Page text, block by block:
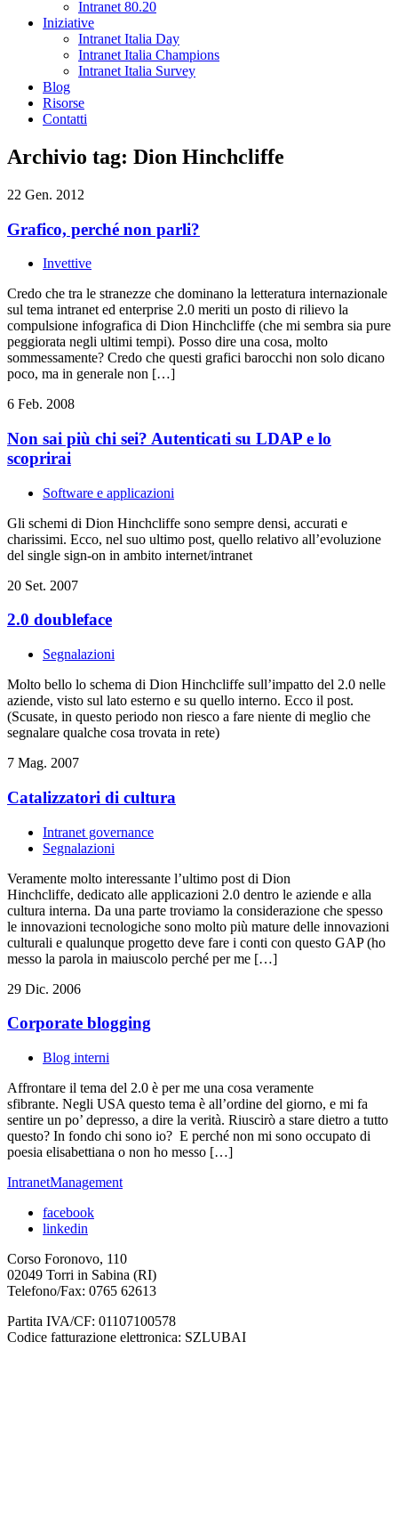
Intranet 80.20
Iniziative
Intranet Italia Day
Intranet Italia Champions
Intranet Italia Survey
Blog
Risorse
Contatti
Archivio tag: Dion Hinchcliffe
22 Gen. 2012
Grafico, perché non parli?
Invettive
Credo che tra le stranezze che dominano la letteratura internazionale
sul tema intranet ed enterprise 2.0 meriti un posto di rilievo la
compulsione infografica di Dion Hinchcliffe (che mi sembra sia pure
peggiorata negli ultimi tempi). Posso dire una cosa, molto
sommessamente? Credo che questi grafici barocchi non solo dicano
poco, ma in generale non […]
6 Feb. 2008
Non sai più chi sei? Autenticati su LDAP e lo
scoprirai
Software e applicazioni
Gli schemi di Dion Hinchcliffe sono sempre densi, accurati e
charissimi. Ecco, nel suo ultimo post, quello relativo all’evoluzione
del single sign-on in ambito internet/intranet
20 Set. 2007
2.0 doubleface
Segnalazioni
Molto bello lo schema di Dion Hinchcliffe sull’impatto del 2.0 nelle
aziende, visto sul lato esterno e su quello interno. Ecco il post.
(Scusate, in questo periodo non riesco a fare niente di meglio che
segnalare qualche cosa trovata in rete)
7 Mag. 2007
Catalizzatori di cultura
Intranet governance
Segnalazioni
Veramente molto interessante l’ultimo post di Dion
Hinchcliffe, dedicato alle applicazioni 2.0 dentro le aziende e alla
cultura interna. Da una parte troviamo la considerazione che spesso
le innovazioni tecnologiche sono molto più mature delle innovazioni
culturali e qualunque progetto deve fare i conti con questo GAP (ho
messo la parola in maiuscolo perché per me […]
29 Dic. 2006
Corporate blogging
Blog interni
Affrontare il tema del 2.0 è per me una cosa veramente
sfibrante. Negli USA questo tema è all’ordine del giorno, e mi fa
sentire un po’ depresso, a dire la verità. Riuscirò a stare dietro a tutto
questo? In fondo chi sono io? E perché non mi sono occupato di
poesia elisabettiana o non ho messo […]
IntranetManagement
facebook
linkedin
Corso Foronovo, 110
02049 Torri in Sabina (RI)
Telefono/Fax: 0765 62613
Partita IVA/CF: 01107100578
Codice fatturazione elettronica: SZLUBAI